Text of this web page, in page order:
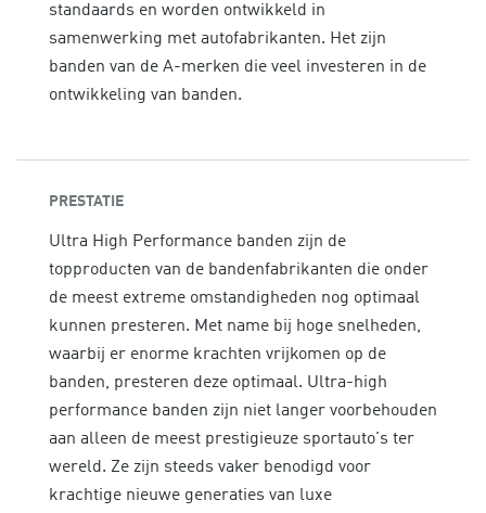
standaards en worden ontwikkeld in
samenwerking met autofabrikanten. Het zijn
banden van de A-merken die veel investeren in de
ontwikkeling van banden.
PRESTATIE
Ultra High Performance banden zijn de
topproducten van de bandenfabrikanten die onder
de meest extreme omstandigheden nog optimaal
kunnen presteren. Met name bij hoge snelheden,
waarbij er enorme krachten vrijkomen op de
banden, presteren deze optimaal. Ultra-high
performance banden zijn niet langer voorbehouden
aan alleen de meest prestigieuze sportauto's ter
wereld. Ze zijn steeds vaker benodigd voor
krachtige nieuwe generaties van luxe